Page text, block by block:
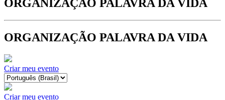
ORGANIZAÇÃO PALAVRA DA VIDA
ORGANIZAÇÃO PALAVRA DA VIDA
Criar meu evento
Criar meu evento